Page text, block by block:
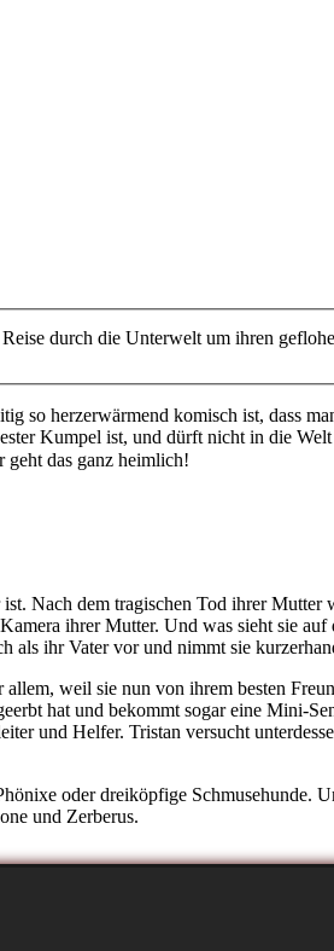
durch die Unterwelt um ihren
so herzerwärmend komisch ist, dass
Kumpel ist, und dürft nicht in die
das ganz heimlich!
Nach dem tragischen Tod ihrer
ihrer Mutter. Und was sieht sie auf
als ihr Vater vor und nimmt sie
weil sie nun von ihrem besten
hat und bekommt sogar eine Mini-
und Helfer. Tristan versucht
oder dreiköpfige Schmusehunde.
und Zerberus.